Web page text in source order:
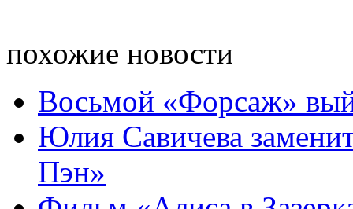
похожие новости
Восьмой «Форсаж»
Юлия Савичева
Пэн»